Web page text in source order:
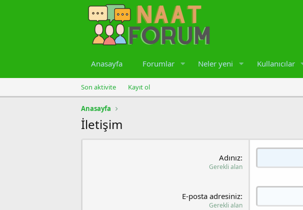
Anasayfa Forumlar Neler yeni Kullanıcılar
Son aktivite Kayıt ol
Anasayfa
İletişim
Adınız
Gerekli alan
E-posta adresiniz
Gerekli alan